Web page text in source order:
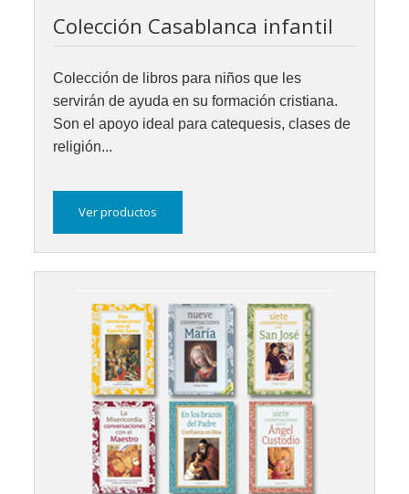
Colección Casablanca infantil
Colección de libros para niños que les
servirán de ayuda en su formación cristiana.
Son el apoyo ideal para catequesis, clases de
religión...
Ver productos